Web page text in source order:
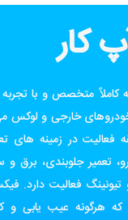
کار
متخصص و با تجربه
خارجی و لوکس
فعالیت در زمینه های
تعمیر جلوبندی، برق
فعالیت دارد.
هرگونه عیب یابی و